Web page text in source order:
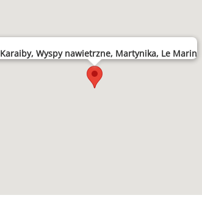
Karaiby, Wyspy nawietrzne, Martynika, Le Marin